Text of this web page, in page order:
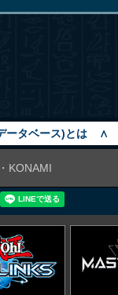
ータベース)とは ∧
KONAMI